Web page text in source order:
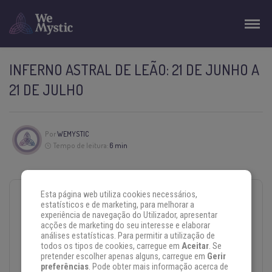
INFERNO ASTRAL DE LEÃO: 21 DE JUNHO A
21 DE JULHO
PorWEMYSTIC
Tempo de leitura: 6 min
NESTE ARTIGO SOBRE O INFERNO ASTRAL DE
LEÃO:
O que é o inferno astral de Leão
Como lidar com o inferno astral
Esta página web utiliza cookies necessários,
estatísticos e de marketing, para melhorar a
experiência de navegação do Utilizador, apresentar
acções de marketing do seu interesse e elaborar
análises estatísticas. Para permitir a utilização de
todos os tipos de cookies, carregue em Aceitar. Se
pretender escolher apenas alguns, carregue em Gerir
preferências. Pode obter mais informação acerca de